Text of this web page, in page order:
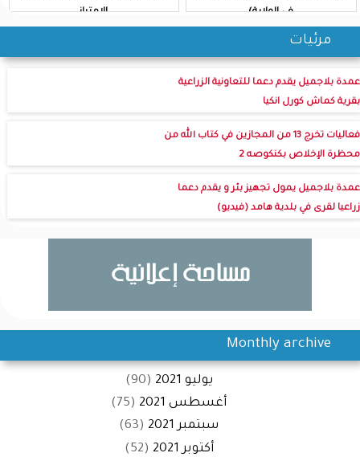
في الولاية)
الامتياز
مرئيات
عمدة بلاجميل يقدم دعما للتعاونية الزراعية
بقرية كماش كورل انكيا
فعاليات تخرج 13 من المجازين في كتاب الله من
محظرة الإخلاص بكنكوصه 2
عمدة بلاجميل يمول تجهيز بئر و يقدم دعما
زراعيا لقرى في بلدية هامد (فيديو)
Monthly archive
يوليو 2021
(90)
أغسطس 2021
(75)
سبتمبر 2021
(63)
أكتوبر 2021
(52)